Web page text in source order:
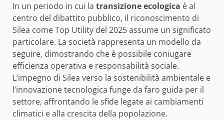
In un periodo in cui la transizione ecologica è al
centro del dibattito pubblico, il riconoscimento di
Silea come Top Utility del 2025 assume un significato
particolare. La società rappresenta un modello da
seguire, dimostrando che è possibile coniugare
efficienza operativa e responsabilità sociale.
L’impegno di Silea verso la sostenibilità ambientale e
l’innovazione tecnologica funge da faro guida per il
settore, affrontando le sfide legate ai cambiamenti
climatici e alla crescita della popolazione.